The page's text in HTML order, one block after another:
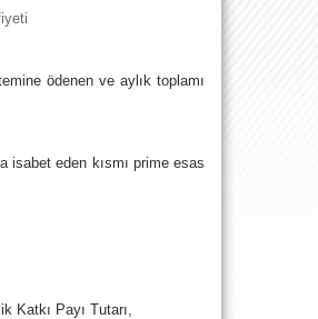
ödenen ve aylık toplamı
isabet eden kısmı prime esas
Katkı Payı Tutarı,